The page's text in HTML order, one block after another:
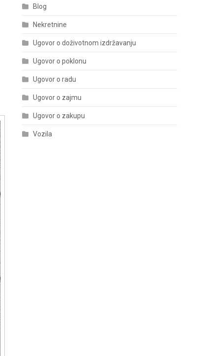
Blog
Nekretnine
Ugovor o doživotnom izdržavanju
Ugovor o poklonu
Ugovor o radu
Ugovor o zajmu
Ugovor o zakupu
Vozila